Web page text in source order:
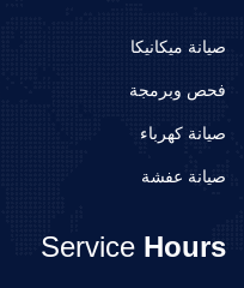
صيانة ميكانيكا
فحص وبرمجة
صيانة كهرباء
صيانة عفشة
Service Hours